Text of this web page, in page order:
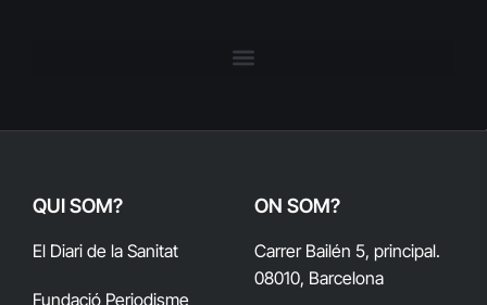
QUI SOM?
El Diari de la Sanitat
Fundació Periodisme
ON SOM?
Carrer Bailén 5, principal.
08010, Barcelona